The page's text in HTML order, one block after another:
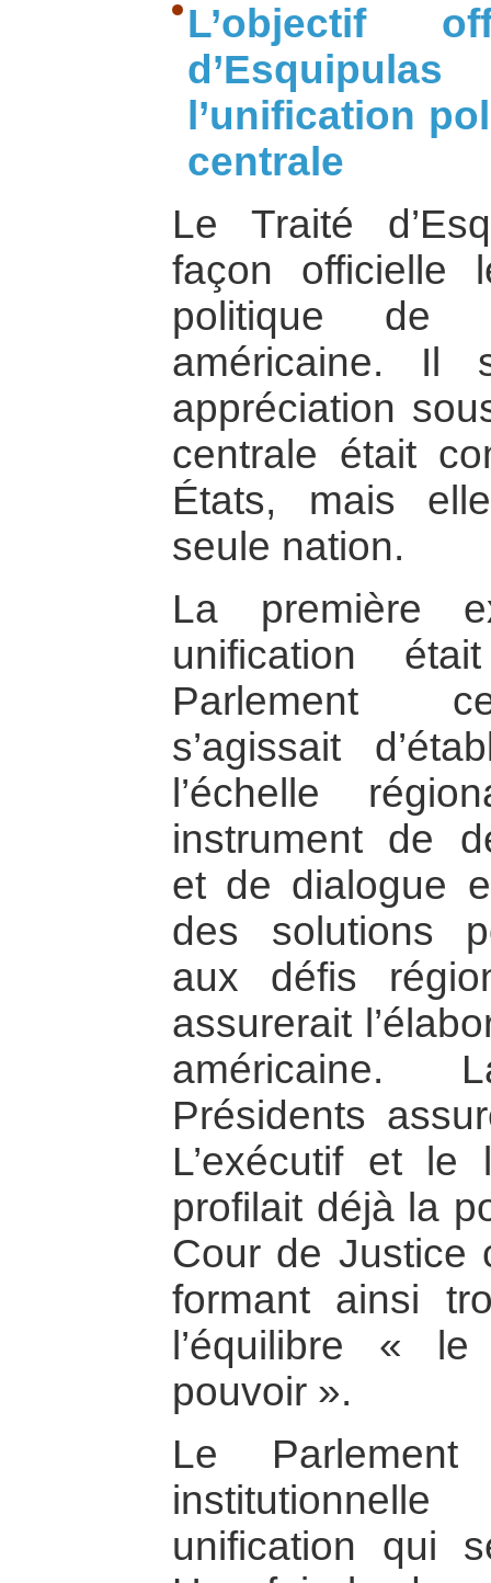
L’objectif
l’unification
centrale
Le Traité
façon officielle
politique de
américaine. Il
appréciation
centrale était
États, mais
seule nation.
La première
unification
Parlement
s’agissait
l’échelle
instrument de
et de dialogue
des solutions
aux défis
assurerait
américaine.
Présidents
L’exécutif et le
profilait déjà la
Cour de Justice
formant ainsi
l’équilibre «
pouvoir ».
Le Parlement
unification qui